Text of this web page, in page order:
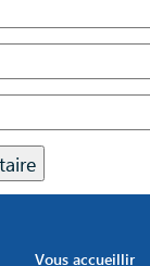
Vous accueillir